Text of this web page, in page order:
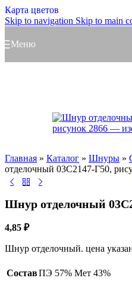
Карта цветов
Skip to navigation Skip to main
Меню
Главная » Каталог » Шнуры »
отделочный 03С2147-Г50,
Шнур отделочный
4,85 ₽
Шнур отделочный. цена
СоставПЭ 57% Мет 43%